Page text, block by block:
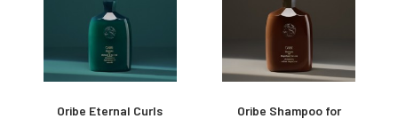
Oribe Eternal Curls
Oribe Shampoo for